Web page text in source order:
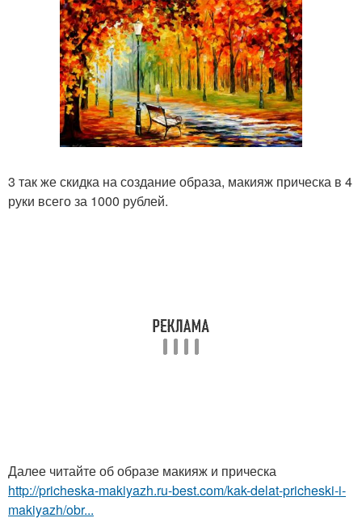
3 так же скидка на создание образа, макияж прическа в 4
руки всего за 1000 рублей.
Далее читайте об образе макияж и прическа
http://pricheska-makiyazh.ru-best.com/kak-delat-pricheski-i-
makiyazh/obr...